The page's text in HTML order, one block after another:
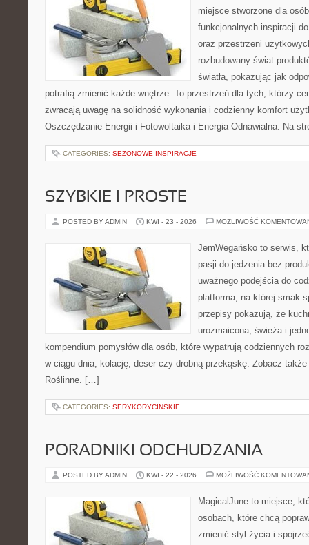
miejsce stworzone dla
funkcjonalnych inspiracji
oraz przestrzeni
rozbudowany świat
światła, pokazując jak
potrafią zmienić każde wnętrze. To przestrzeń dla tych, którzy
zwracają uwagę na solidność wykonania i codzienny komfort
Oszczędzanie Energii i Fotowoltaika i Energia Odnawialna. Na
CATEGORIES: SEZONOWE INSPIRACJE
SZYBKIE I PROSTE
POSTED BY ADMIN KWI - 23 - 2026 MOŻLIWOŚĆ
JemWegańsko to serwis,
pasji do jedzenia bez
uważnego podejścia do
platforma, na której smak
przepisy pokazują, że
urozmaicona, świeża i
kompendium pomysłów dla osób, które wypatrują codziennych
w ciągu dnia, kolację, deser czy drobną przekąskę. Zobacz
Roślinne. […]
CATEGORIES: SERYKORYCINSKIE
PORADNIKI ODCHUDZANIA
POSTED BY ADMIN KWI - 22 - 2026 MOŻLIWOŚĆ
MagicalJune to miejsce,
osobach, które chcą
zmienić styl życia i